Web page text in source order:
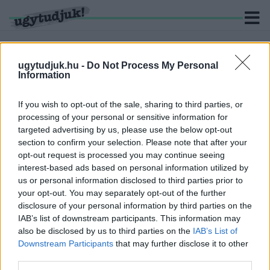
ugytudjuk.hu - Do Not Process My Personal
Information
If you wish to opt-out of the sale, sharing to third parties, or
processing of your personal or sensitive information for
targeted advertising by us, please use the below opt-out
section to confirm your selection. Please note that after your
opt-out request is processed you may continue seeing
interest-based ads based on personal information utilized by
us or personal information disclosed to third parties prior to
your opt-out. You may separately opt-out of the further
disclosure of your personal information by third parties on the
IAB’s list of downstream participants. This information may
also be disclosed by us to third parties on the IAB’s List of
Downstream Participants that may further disclose it to other
3735 hír találató "Nagy Donát" felhasználótól.
NŐI HOLTTESTET TALÁLTAK BUDAPESTEN
2020. Április. 02. 08:47
Súlyosan bántalmazhatták, a sérülésekbe halhatott bele.
AZ AMERIKAI IGAZSÁGÜGYI MINISZTER
SZERINT TRUMPNAK AGYÁRA MENT A TWITTER
2020. Április. 02. 08:47
Azt mondta, ideje lenne lejönni róla.